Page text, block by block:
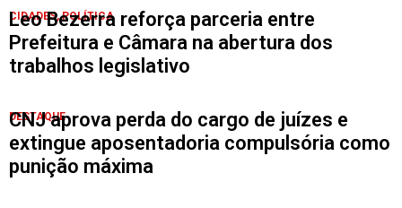
CIDADES,POLÍTICA
Leo Bezerra reforça parceria entre
Prefeitura e Câmara na abertura dos
trabalhos legislativo
DESTAQUE
CNJ aprova perda do cargo de juízes e
extingue aposentadoria compulsória como
punição máxima